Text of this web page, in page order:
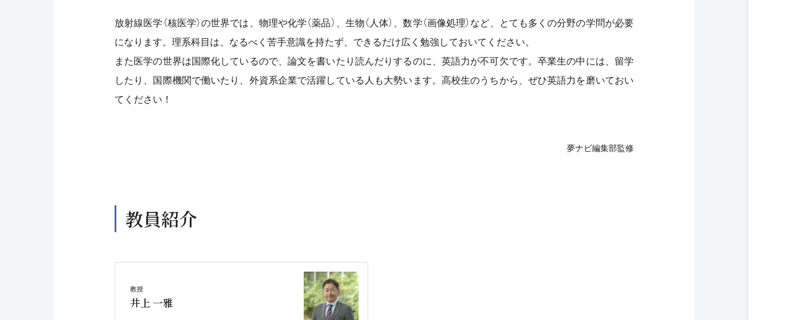
放射線医学（核医学）の世界では、物理や化学（薬品）、生物（人体）、数学（画像処理）など、とても多くの分野の学問が必要
になります。理系科目は、なるべく苦手意識を持たず、できるだけ広く勉強しておいてください。
また医学の世界は国際化しているので、論文を書いたり読んだりするのに、英語力が不可欠です。卒業生の中には、留学
したり、国際機関で働いたり、外資系企業で活躍している人も大勢います。高校生のうちから、ぜひ英語力を磨いておい
てください！
夢ナビ編集部監修
教員紹介
教授
井上 一雅